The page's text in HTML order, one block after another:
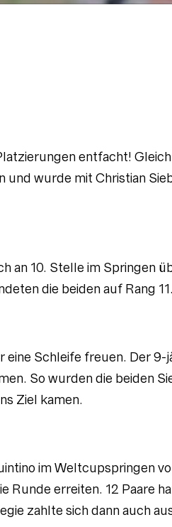
entfacht!
wurde mit Christian
an 10. Stelle im Springen
die beiden auf Rang 11.
Schleife freuen. Der 9-
So wurden die beiden
Ziel kamen.
im Weltcupspringen
erreiten. 12 Paare
zahlte sich dann auch